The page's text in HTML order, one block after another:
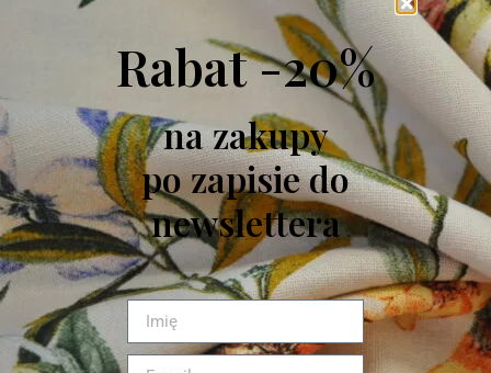
ZAPYTAJ O PRODUKT
PODOBNE PRODUKTY
Rabat -20%
na zakupy
po zapisie do
newslettera